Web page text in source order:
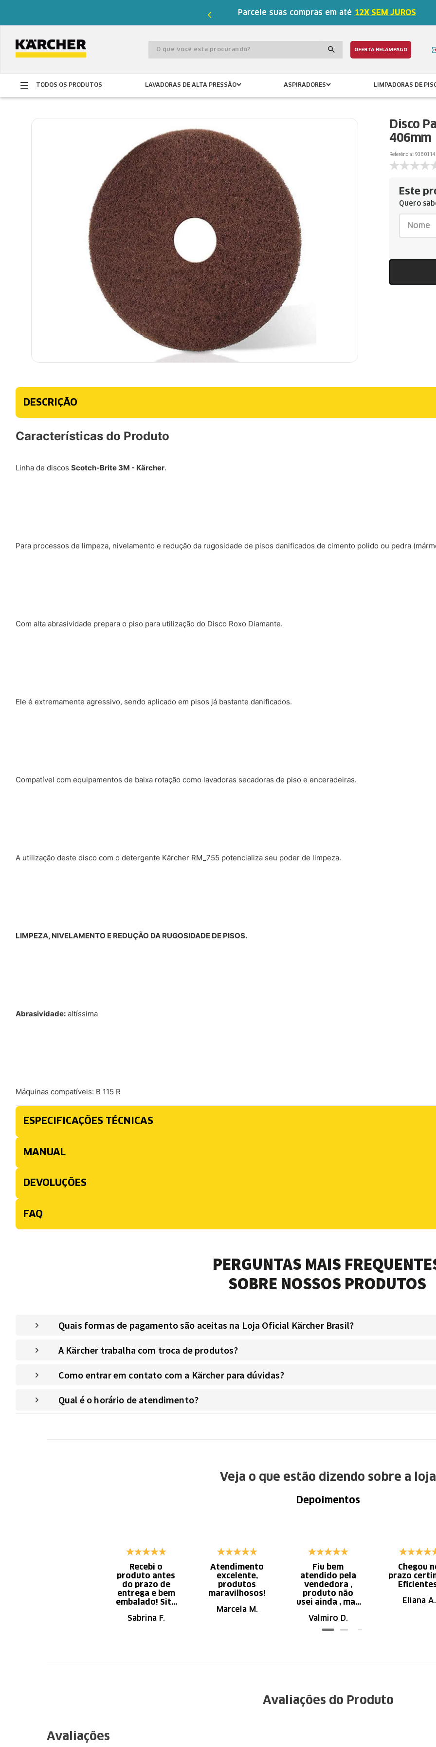
Parcele suas compras em até 12X SEM JUROS
O que você está procurando? OFERTA RELÂMPAGO
TODOS OS PRODUTOS LAVADORAS DE ALTA PRESSÃO ASPIRADORES LIMPADORAS DE
Disco
406mm
Referência::
Este
Quero
DESCRIÇÃO
Características do Produto
Linha de discos Scotch-Brite 3M - Kärcher.
Para processos de limpeza, nivelamento e redução da rugosidade de pisos danificados de cimento polido ou pedra
Com alta abrasividade prepara o piso para utilização do Disco Roxo Diamante.
Ele é extremamente agressivo, sendo aplicado em pisos já bastante danificados.
Compatível com equipamentos de baixa rotação como lavadoras secadoras de piso e enceradeiras.
A utilização deste disco com o detergente Kärcher RM_755 potencializa seu poder de limpeza.
LIMPEZA, NIVELAMENTO E REDUÇÃO DA RUGOSIDADE DE PISOS.
Abrasividade: altíssima
Máquinas compatíveis: B 115 R
ESPECIFICAÇÕES TÉCNICAS
MANUAL
DEVOLUÇÕES
FAQ
PERGUNTAS MAIS
SOBRE NOSSOS PRODUTOS
Quais formas de pagamento são aceitas na Loja Oficial Kärcher Brasil?
A Kärcher trabalha com troca de produtos?
Como entrar em contato com a Kärcher para dúvidas?
Qual é o horário de atendimento?
Veja o que estão dizendo sobre a loja
Depoimentos
Recebi o
produto antes
do prazo de
entrega e bem
embalado! Site
navegação.
Sabrina F.
Atendimento
excelente,
produtos
maravilhosos!
Marcela M.
Fiu bem
atendido pela
vendedora ,
produto não
usei ainda , mas
ótima qualidade
Valmiro D.
Chegou
prazo
Eliana A.
Avaliações do Produto
Avaliações